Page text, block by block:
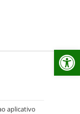
aplicativo